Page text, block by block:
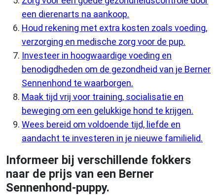
een dierenarts na aankoop.
Houd rekening met extra kosten zoals voeding,
verzorging en medische zorg voor de pup.
Investeer in hoogwaardige voeding en
benodigdheden om de gezondheid van je Berner
Sennenhond te waarborgen.
Maak tijd vrij voor training, socialisatie en
beweging om een gelukkige hond te krijgen.
Wees bereid om voldoende tijd, liefde en
aandacht te investeren in je nieuwe familielid.
Informeer bij verschillende fokkers
naar de prijs van een Berner
Sennenhond-puppy.